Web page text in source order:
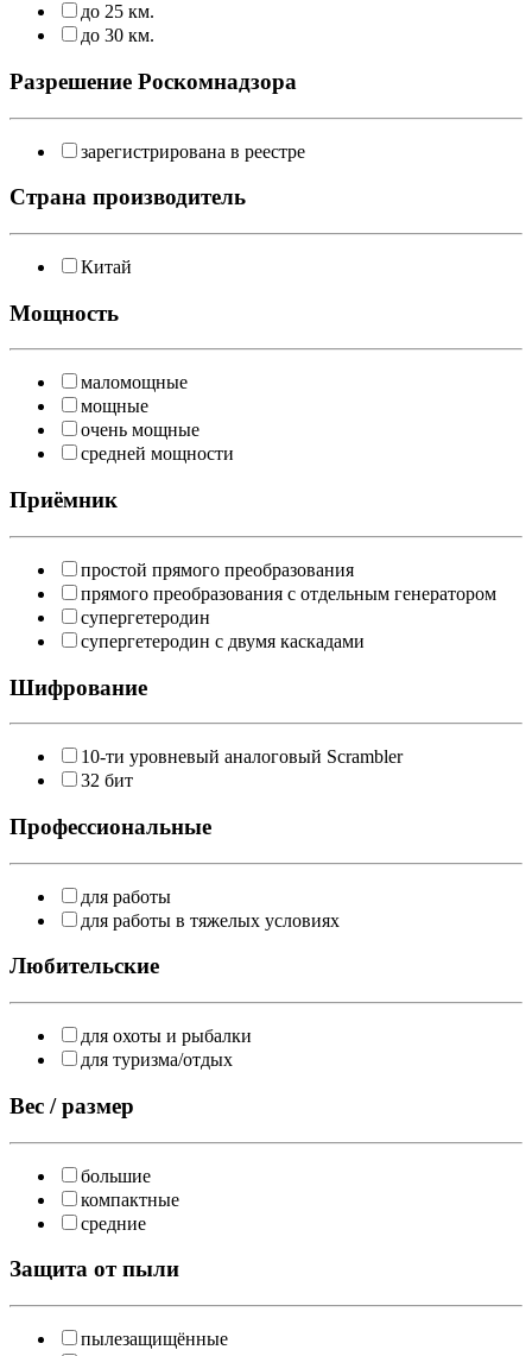
до 25 км.
до 30 км.
Разрешение Роскомнадзора
зарегистрирована в реестре
Страна производитель
Китай
Мощность
маломощные
мощные
очень мощные
средней мощности
Приёмник
простой прямого преобразования
прямого преобразования с отдельным генератором
супергетеродин
супергетеродин с двумя каскадами
Шифрование
10-ти уровневый аналоговый Scrambler
32 бит
Профессиональные
для работы
для работы в тяжелых условиях
Любительские
для охоты и рыбалки
для туризма/отдых
Вес / размер
большие
компактные
средние
Защита от пыли
пылезащищённые